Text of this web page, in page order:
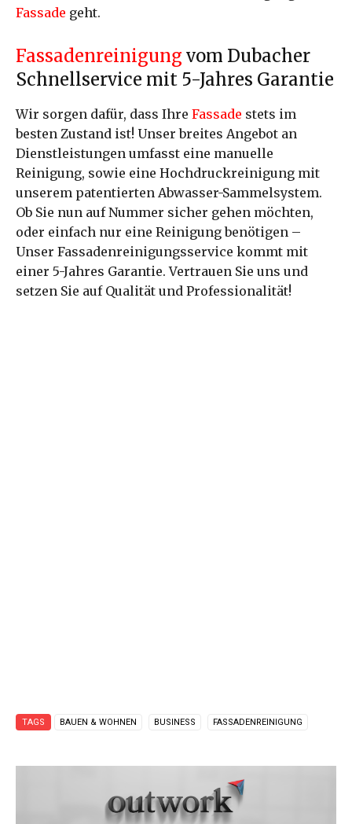
Fassade geht.
Fassadenreinigung vom Dubacher
Schnellservice mit 5-Jahres Garantie
Wir sorgen dafür, dass Ihre Fassade stets im
besten Zustand ist! Unser breites Angebot an
Dienstleistungen umfasst eine manuelle
Reinigung, sowie eine Hochdruckreinigung mit
unserem patentierten Abwasser-Sammelsystem.
Ob Sie nun auf Nummer sicher gehen möchten,
oder einfach nur eine Reinigung benötigen –
Unser Fassadenreinigungsservice kommt mit
einer 5-Jahres Garantie. Vertrauen Sie uns und
setzen Sie auf Qualität und Professionalität!
TAGS BAUEN & WOHNEN BUSINESS FASSADENREINIGUNG